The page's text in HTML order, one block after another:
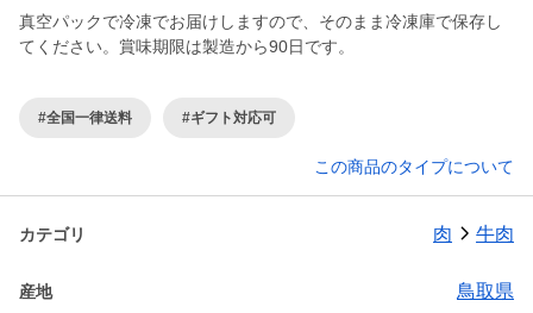
真空パックで冷凍でお届けしますので、そのまま冷凍庫で保存し
てください。賞味期限は製造から90日です。
#全国一律送料 #ギフト対応可
この商品のタイプについて
カテゴリ 肉 牛肉
産地 鳥取県